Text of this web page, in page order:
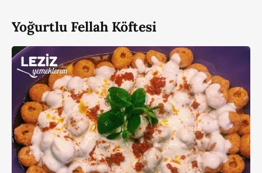
Yoğurtlu Fellah Köftesi